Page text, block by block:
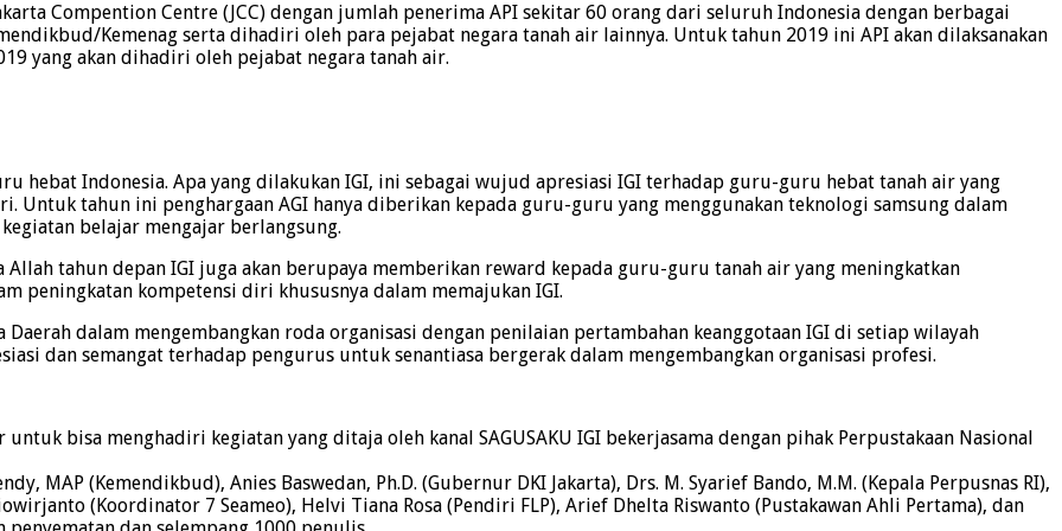
Compention Centre (JCC) dengan jumlah penerima API sekitar 60 orang dari seluruh Indonesia dengan berbagai
Kemenag serta dihadiri oleh para pejabat negara tanah air lainnya. Untuk tahun 2019 ini API akan dilaksanakan
yang akan dihadiri oleh pejabat negara tanah air.
hebat Indonesia. Apa yang dilakukan IGI, ini sebagai wujud apresiasi IGI terhadap guru-guru hebat tanah air yang
Untuk tahun ini penghargaan AGI hanya diberikan kepada guru-guru yang menggunakan teknologi samsung dalam
belajar mengajar berlangsung.
tahun depan IGI juga akan berupaya memberikan reward kepada guru-guru tanah air yang meningkatkan
peningkatan kompetensi diri khususnya dalam memajukan IGI.
dalam mengembangkan roda organisasi dengan penilaian pertambahan keanggotaan IGI di setiap wilayah
dan semangat terhadap pengurus untuk senantiasa bergerak dalam mengembangkan organisasi profesi.
bisa menghadiri kegiatan yang ditaja oleh kanal SAGUSAKU IGI bekerjasama dengan pihak Perpustakaan Nasional
MAP (Kemendikbud), Anies Baswedan, Ph.D. (Gubernur DKI Jakarta), Drs. M. Syarief Bando, M.M. (Kepala Perpusnas RI),
(Koordinator 7 Seameo), Helvi Tiana Rosa (Pendiri FLP), Arief Dhelta Riswanto (Pustakawan Ahli Pertama), dan